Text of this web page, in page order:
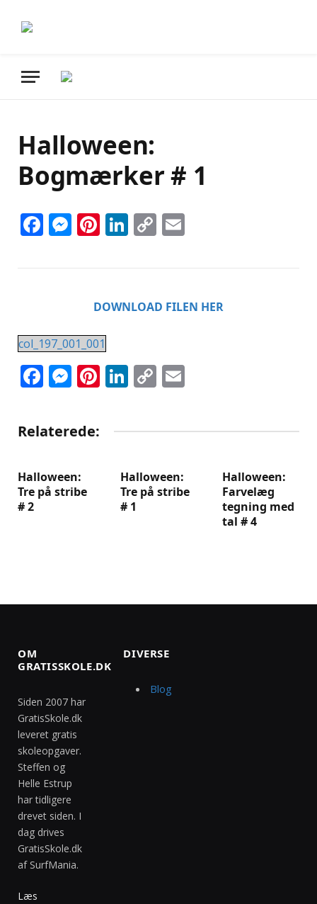
Halloween:
Bogmærker # 1
Facebook
Messenger
Pinterest
LinkedIn
Copy
DOWNLOAD FILEN HER
col_197_001_001
Facebook
Messenger
Pinterest
LinkedIn
Copy
Relaterede:
Halloween:
Tre på stribe
# 2
Halloween:
Tre på stribe
# 1
Halloween:
Farvelæg
tegning med
tal # 4
OM
GRATISSKOLE.DK
Siden 2007 har
GratisSkole.dk
leveret gratis
skoleopgaver.
Steffen og
Helle Estrup
har tidligere
drevet siden. I
dag drives
GratisSkole.dk
af SurfMania.
Læs
DIVERSE
Blog